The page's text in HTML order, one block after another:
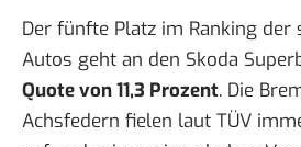
Der fünfte Platz im Ranking der
Autos geht an den Skoda
Quote von 11,3 Prozent. Die
Achsfedern fielen laut TÜV